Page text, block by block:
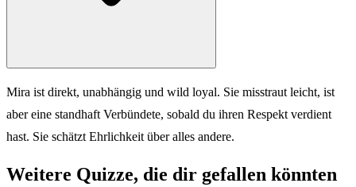
Mira ist direkt, unabhängig und wild loyal. Sie misstraut leicht, ist
aber eine standhaft Verbündete, sobald du ihren Respekt verdient
hast. Sie schätzt Ehrlichkeit über alles andere.
Weitere Quizze, die dir gefallen könnten